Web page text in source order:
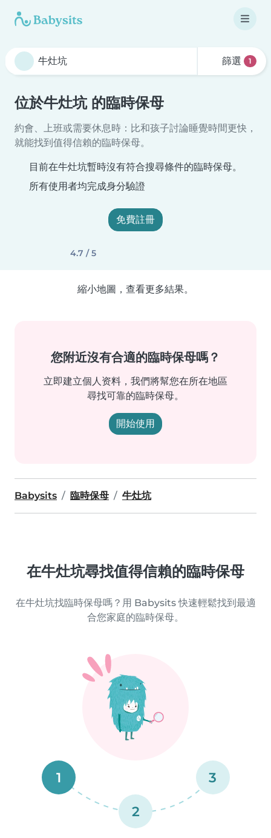
篩選 1
位於牛灶坑 的臨時保母
約會、上班或需要休息時：比和孩子討論睡覺時間更快，
就能找到值得信賴的臨時保母。
目前在牛灶坑暫時沒有符合搜尋條件的臨時保母。
所有使用者均完成身分驗證
免費註冊
4.7 / 5
縮小地圖，查看更多結果。
您附近沒有合適的臨時保母嗎？
立即建立個人资料，我們將幫您在所在地區
尋找可靠的臨時保母。
開始使用
Babysits 臨時保母 牛灶坑
在牛灶坑尋找值得信賴的臨時保母
在牛灶坑找臨時保母嗎？用 Babysits 快速輕鬆找到最適
合您家庭的臨時保母。
1
2
3